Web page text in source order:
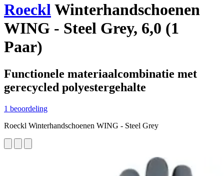
RoecklWinterhandschoenen
WING - Steel Grey, 6,0 (1
Paar)
Functionele materiaalcombinatie met
gerecycled polyestergehalte
1 beoordeling
Roeckl Winterhandschoenen WING - Steel Grey